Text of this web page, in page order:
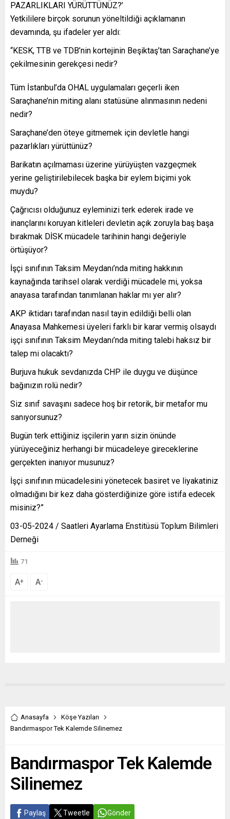
PAZARLIKLARI YÜRÜTTÜNÜZ?’
Yetkililere birçok sorunun yöneltildiği açıklamanın
devamında, şu ifadeler yer aldı:
“KESK, TTB ve TDB’nin kortejinin Beşiktaş’tan Saraçhane’ye
çekilmesinin gerekçesi nedir?
Tüm İstanbul’da OHAL uygulamaları geçerli iken
Saraçhane’nin miting alanı statüsüne alınmasının nedeni
nedir?
Saraçhane’den öteye gitmemek için devletle hangi
pazarlıkları yürüttünüz?
Barikatın açılmaması üzerine yürüyüşten vazgeçmek
yerine geliştirilebilecek başka bir eylem biçimi yok
muydu?
Çağrıcısı olduğunuz eyleminizi terk ederek irade ve
inançlarını koruyan kitleleri devletin açık zoruyla baş başa
bırakmak DİSK mücadele tarihinin hangi değeriyle
örtüşüyor?
İşçi sınıfının Taksim Meydanı’nda miting hakkının
kaynağında tarihsel olarak verdiği mücadele mi, yoksa
anayasa tarafından tanımlanan haklar mı yer alır?
AKP iktidarı tarafından nasıl tayin edildiği belli olan
Anayasa Mahkemesi üyeleri farklı bir karar vermiş olsaydı
işçi sınıfının Taksim Meydanı’nda miting talebi haksız bir
talep mi olacaktı?
Burjuva hukuk sevdanızda CHP ile duygu ve düşünce
bağınızın rolü nedir?
Siz sınıf savaşını sadece hoş bir retorik, bir metafor mu
sanıyorsunuz?
Bugün terk ettiğiniz işçilerin yarın sizin önünde
yürüyeceğiniz herhangi bir mücadeleye gireceklerine
gerçekten inanıyor musunuz?
İşçi sınıfının mücadelesini yönetecek basiret ve liyakatiniz
olmadığını bir kez daha gösterdiğinize göre istifa edecek
misiniz?”
03-05-2024 / Saatleri Ayarlama Enstitüsü Toplum Bilimleri
Derneği
71
A+ A-
Anasayfa
Köşe Yazıları
Bandırmaspor Tek Kalemde Silinemez
Bandırmaspor Tek Kalemde
Silinemez
Paylaş Tweetle Gönder